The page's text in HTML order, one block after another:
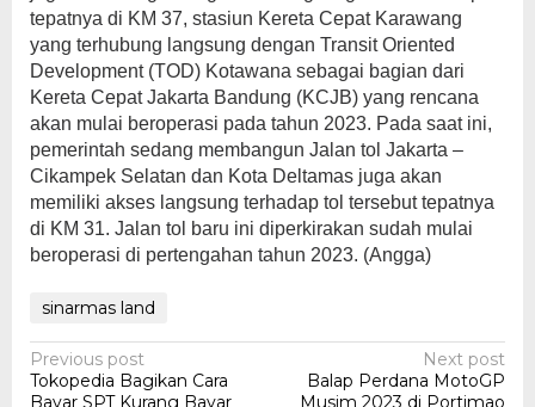
tepatnya di KM 37, stasiun Kereta Cepat Karawang
yang terhubung langsung dengan Transit Oriented
Development (TOD) Kotawana sebagai bagian dari
Kereta Cepat Jakarta Bandung (KCJB) yang rencana
akan mulai beroperasi pada tahun 2023. Pada saat ini,
pemerintah sedang membangun Jalan tol Jakarta –
Cikampek Selatan dan Kota Deltamas juga akan
memiliki akses langsung terhadap tol tersebut tepatnya
di KM 31. Jalan tol baru ini diperkirakan sudah mulai
beroperasi di pertengahan tahun 2023. (Angga)
sinarmas land
Post
navigation
Previous post
Tokopedia Bagikan Cara
Bayar SPT Kurang Bayar
Next post
Balap Perdana MotoGP
Musim 2023 di Portimao